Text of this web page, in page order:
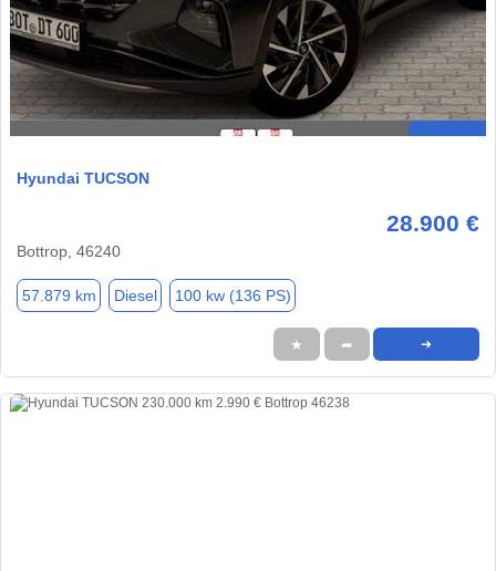
Hyundai TUCSON
28.900 €
Bottrop, 46240
57.879 km Diesel 100 kw (136 PS)
★ ➦ ➜